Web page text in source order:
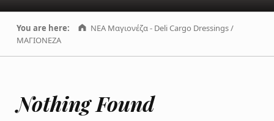
You are here: NEA Μαγιονέζα - Deli Cargo Dressings/
ΜΑΓΙΟΝΕΖΑ
Nothing Found